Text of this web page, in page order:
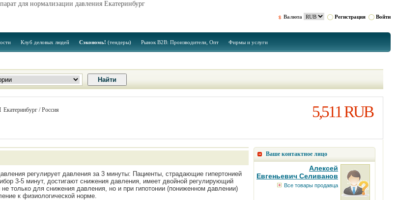
для нормализации давления Екатеринбург
Валюта Регистрация Войти
Клуб деловых людей Сэкономь! (тендеры) Рынок B2B: Производители, Опт Фирмы и услуги
Екатеринбург / Россия 5,511 RUB
регулирует давления за 3 минуты: Пациенты, страдающие гипертонией
3-5 минут, достигают снижения давления, имеет двойной регулирующий
только для снижения давления, но и при гипотонии (пониженном давлении)
к физиологической норме.
Ваше контактное лицо
Алексей
Евгеньевич Селиванов
Все товары продавца